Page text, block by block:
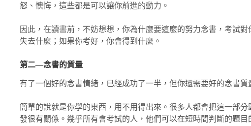
怒、懊悔，這些都是可以讓你前進的動力。
因此，在讀書前，不妨想想，你為什麼要這麼的努力念書，考試
失去什麼；如果你考好，你會得到什麼。
第二―念書的質量
有了一個好的念書情緒，已經成功了一半，但你還需要好的念書質
簡單的說就是你學的東西，用不用得出來。很多人都會把這一部
發很有關係。幾乎所有會考試的人，他們可以在短時間判斷的題